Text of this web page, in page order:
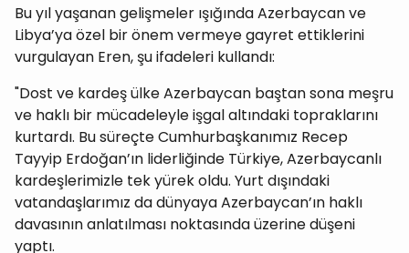
Bu yıl yaşanan gelişmeler ışığında Azerbaycan ve
Libya’ya özel bir önem vermeye gayret ettiklerini
vurgulayan Eren, şu ifadeleri kullandı:
"Dost ve kardeş ülke Azerbaycan baştan sona meşru
ve haklı bir mücadeleyle işgal altındaki topraklarını
kurtardı. Bu süreçte Cumhurbaşkanımız Recep
Tayyip Erdoğan’ın liderliğinde Türkiye, Azerbaycanlı
kardeşlerimizle tek yürek oldu. Yurt dışındaki
vatandaşlarımız da dünyaya Azerbaycan’ın haklı
davasının anlatılması noktasında üzerine düşeni
yaptı.